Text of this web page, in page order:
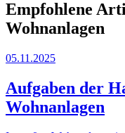
Empfohlene
Wohnanlagen
05.11.2025
Aufgaben der
Wohnanlagen